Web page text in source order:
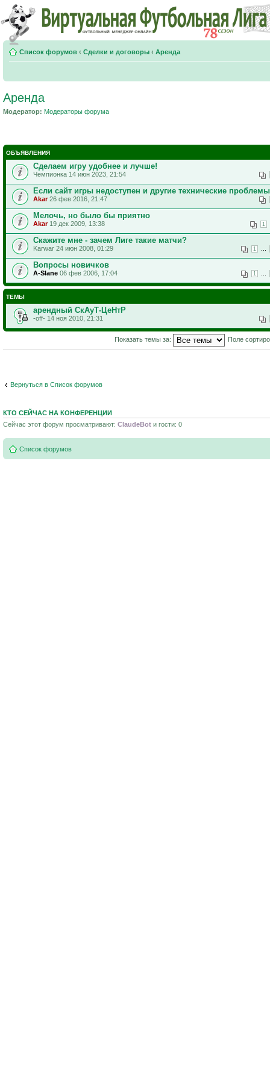
Список форумов ‹ Сделки и договоры ‹ Аренда
Аренда
Модератор: Модераторы форума
ОБЪЯВЛЕНИЯ
Сделаем игру удобнее и лучше!
Чемпионка 14 июн 2023, 21:54
Если сайт игры недоступен и другие технические проблемы
Akar26 фев 2016, 21:47
Мелочь, но было бы приятно
1
Akar19 дек 2009, 13:38
Скажите мне - зачем Лиге такие матчи?
1
Karwar 24 июн 2008, 01:29
Вопросы новичков
1
A-Slane 06 фев 2006, 17:04
ТЕМЫ
арендный СкАуТ-ЦеНтР
-off- 14 ноя 2010, 21:31
Показать темы за: Поле
Вернуться в Список форумов
КТО СЕЙЧАС НА КОНФЕРЕНЦИИ
Сейчас этот форум просматривают: ClaudeBot и гости: 0
Список форумов